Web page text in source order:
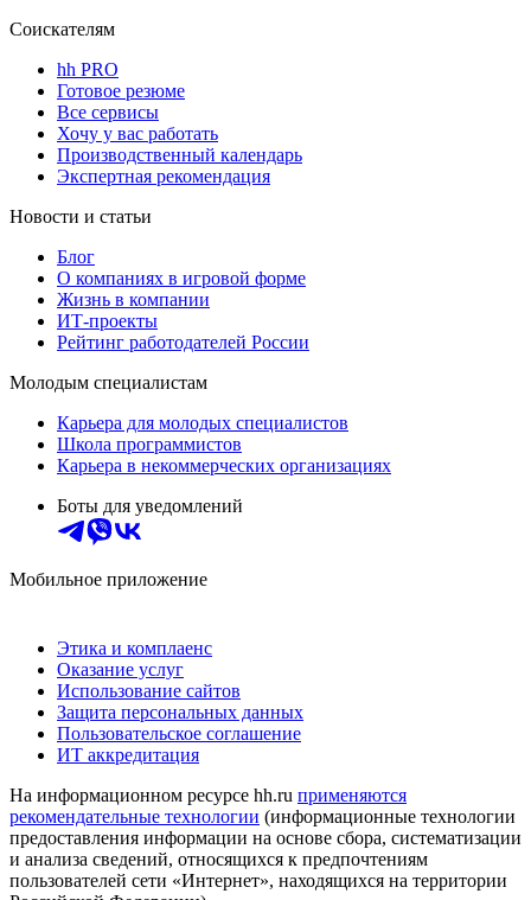
Соискателям
hh PRO
Готовое резюме
Все сервисы
Хочу у вас работать
Производственный календарь
Экспертная рекомендация
Новости и статьи
Блог
О компаниях в игровой форме
Жизнь в компании
ИТ-проекты
Рейтинг работодателей России
Молодым специалистам
Карьера для молодых специалистов
Школа программистов
Карьера в некоммерческих организациях
Боты для уведомлений
Мобильное приложение
Этика и комплаенс
Оказание услуг
Использование сайтов
Защита персональных данных
Пользовательское соглашение
ИТ аккредитация
На информационном ресурсе hh.ru применяются
рекомендательные технологии (информационные технологии
предоставления информации на основе сбора, систематизации
и анализа сведений, относящихся к предпочтениям
пользователей сети «Интернет», находящихся на территории